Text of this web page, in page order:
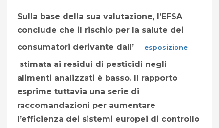
Sulla base della sua valutazione, l’EFSA
conclude che il rischio per la salute dei
consumatori derivante dall’
esposizione
stimata ai residui di pesticidi negli
alimenti analizzati è basso. Il rapporto
esprime tuttavia una serie di
raccomandazioni per aumentare
l’efficienza dei sistemi europei di controllo